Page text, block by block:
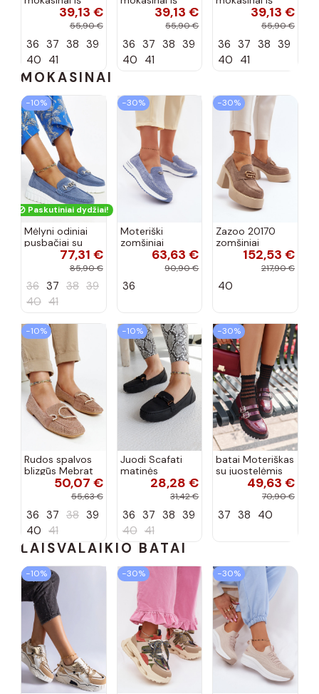
dirbtinės
zomšos, rudos
39,13 €
55,90 €
36 37 38 39
40 41
dirbtinės
zomšos, molio
39,13 €
55,90 €
36 37 38 39
40 41
dirbtinės
zomšos, smėlio
39,13 €
55,90 €
36 37 38 39
40 41
MOKASINAI
−10%
Paskutiniai dydžiai!
Mėlyni odiniai
pusbačiai su
dekoratyvine
sagtimi Taija
77,31 €
85,90 €
36 37 38 39
40 41
−30%
Moteriški
zomšiniai
mokasinai
Demela mėlynos
63,63 €
90,90 €
36
−30%
Zazoo 20170
zomšiniai
bateliai su
kulniukais smėlio
152,53 €
217,90 €
40
−10%
Rudos spalvos
blizgūs Mebrat
bateliai50,07 €
55,63 €
36 37 38 39
40 41
−10%
Juodi Scafati
matinės
apdailos bateliai
28,28 €
31,42 €
36 37 38 39
40 41
−30%
batai Moteriškas
su juostelėmis
su lako efektu
bordo spalvos
49,63 €
70,90 €
37 38 40
LAISVALAIKIO BATAI
−10% −30% −30%